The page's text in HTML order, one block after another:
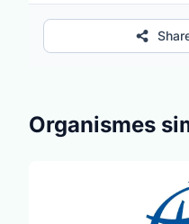
Organismes